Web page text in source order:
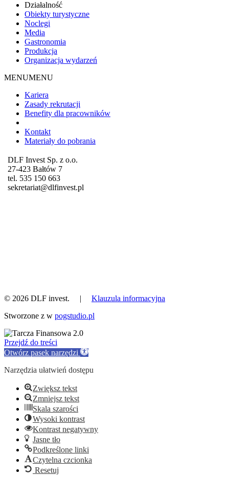
Działalność
Obiekty turystyczne
Noclegi
Media
Gastronomia
Produkcja
Organizacja wydarzeń
MENUMENU
Kariera
Zasady rekrutacji
Benefity dla pracowników
Kontakt
Materiały do pobrania
DLF Invest Sp. z o.o.
27-423 Bałtów 7
tel. 535 150 663
sekretariat@dlfinvest.pl
© 2026 DLF invest. | Klauzula informacyjna
Stworzone z w pogstudio.pl
Przejdź do treści
Otwórz pasek narzędzi
Narzędzia ułatwień dostępu
Zwiększ tekst
Zmniejsz tekst
Skala szarości
Wysoki kontrast
Kontrast negatywny
Jasne tło
Podkreślone linki
Czytelna czcionka
Resetuj